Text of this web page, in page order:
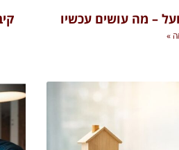
– מה עושים עכשיו
»